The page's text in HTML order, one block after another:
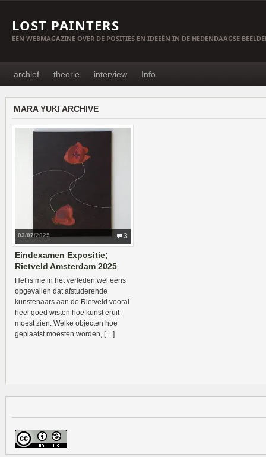
LOST PAINTERS
EEN WEBMAGAZINE OVER DE POSITIES EN IDEEËN IN DE HEDENDAAGSE
archief theorie interview Info
MARA YUKI ARCHIVE
3
03/07/2025
Eindexamen Expositie;
Rietveld Amsterdam 2025
Het is me in het verleden wel eens
opgevallen dat afstuderende
kunstenaars aan de Rietveld vooral
heel goed wisten hoe kunst eruit
moest zien. Welke objecten hoe
geplaatst moesten worden, […]